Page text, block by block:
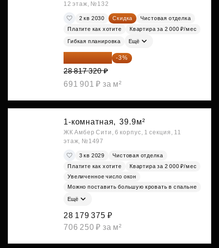
12 этаж, №132
2 кв 2030 Скидка
Чистовая отделка
Платите как хотите
Квартира за 2 000 ₽/мес
Гибкая планировка Ещё
27 952 800 ₽ -3%
28 817 320 ₽
691 901 ₽ за м²
1-комнатная, 39.9м²
ЖК Амбер Сити, 6 корпус, 1 секция, 11
этаж, №1497
3 кв 2029
Чистовая отделка
Платите как хотите
Квартира за 2 000 ₽/мес
Увеличенное число окон
Можно поставить большую кровать в спальне
Ещё
28 179 375 ₽
706 250 ₽ за м²